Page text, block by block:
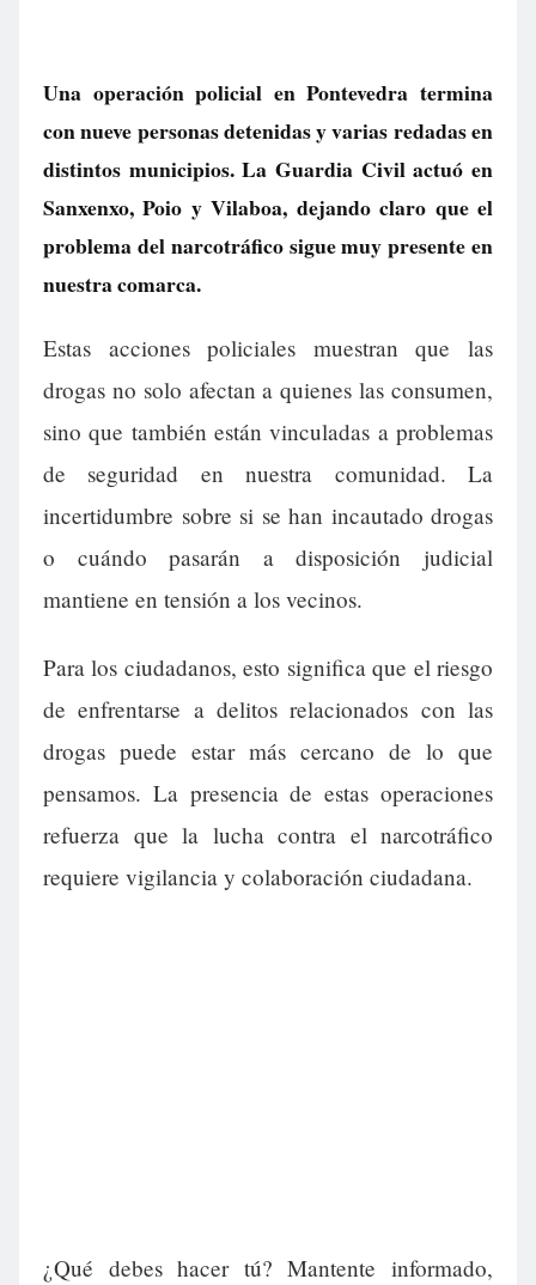
Una operación policial en Pontevedra termina
con nueve personas detenidas y varias redadas en
distintos municipios. La Guardia Civil actuó en
Sanxenxo, Poio y Vilaboa, dejando claro que el
problema del narcotráfico sigue muy presente en
nuestra comarca.
Estas acciones policiales muestran que las
drogas no solo afectan a quienes las consumen,
sino que también están vinculadas a problemas
de seguridad en nuestra comunidad. La
incertidumbre sobre si se han incautado drogas
o cuándo pasarán a disposición judicial
mantiene en tensión a los vecinos.
Para los ciudadanos, esto significa que el riesgo
de enfrentarse a delitos relacionados con las
drogas puede estar más cercano de lo que
pensamos. La presencia de estas operaciones
refuerza que la lucha contra el narcotráfico
requiere vigilancia y colaboración ciudadana.
¿Qué debes hacer tú? Mantente informado,